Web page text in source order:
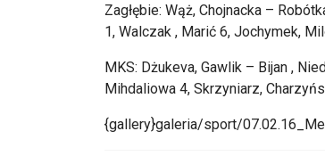
Zagłębie: Wąż, Chojnacka –
1, Walczak , Marić 6, Jochymek,
MKS: Dżukeva, Gawlik – Bijan ,
Mihdaliowa 4, Skrzyniarz,
{gallery}galeria/sport/